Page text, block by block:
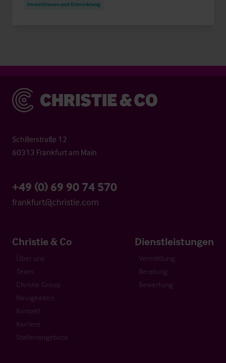
Investitionen und Entwicklung
Christie & Co
Schillerstraße 12
60313 Frankfurt am Main
+49 (0) 69 90 74 570
frankfurt@christie.com
Christie & Co
Über uns
Team
Christie Group
Neuigkeiten
Kontakt
Karriere
Stellenangebote
Dienstleistungen
Vermittlung
Beratung
Bewertung